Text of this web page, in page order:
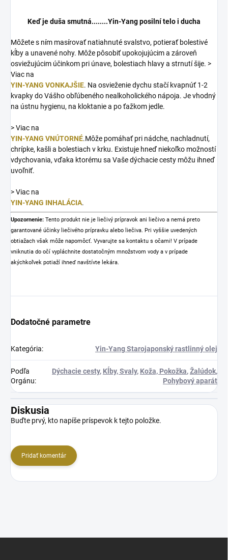
Keď je duša smutná........Yin-Yang posilní telo i ducha
Môžete s ním masírovať natiahnuté svalstvo, potierať bolestivé
kĺby a unavené nohy. Môže pôsobiť upokojujúcim a zároveň
osviežujúcim účinkom pri únave, bolestiach hlavy a strnutí šije. >
Viac na
YIN-YANG VONKAJŠIE. Na osvieženie dychu stačí kvapnúť 1-2
kvapky do Vášho obľúbeného nealkoholického nápoja. Je vhodný
na ústnu hygienu, na kloktanie a po ťažkom jedle.
> Viac na
YIN-YANG VNÚTORNÉ.Môže pomáhať pri nádche, nachladnutí,
chrípke, kašli a bolestiach v krku. Existuje hneď niekoľko možností
vdychovania, vďaka ktorému sa Vaše dýchacie cesty môžu ihneď
uvoľniť.
> Viac na
YIN-YANG INHALÁCIA.
Upozornenie: Tento produkt nie je liečivý prípravok ani liečivo a nemá preto
garantované účinky liečivého prípravku alebo liečiva. Pri vyššie uvedených
obtiažach však môže napomôcť. Vyvarujte sa kontaktu s očami! V prípade
vniknutia do očí vypláchnite dostatočným množstvom vody a v prípade
akýchkoľvek potiaží ihneď navštívte lekára.
Dodatočné parametre
Kategória: Yin-Yang Starojaponský rastlinný olej
Podľa
Orgánu:
Dýchacie cesty, Kĺby, Svaly, Koža, Pokožka,Žalúdok,
Pohybový aparát
Diskusia
Buďte prvý, kto napíše príspevok k tejto položke.
Pridať komentár